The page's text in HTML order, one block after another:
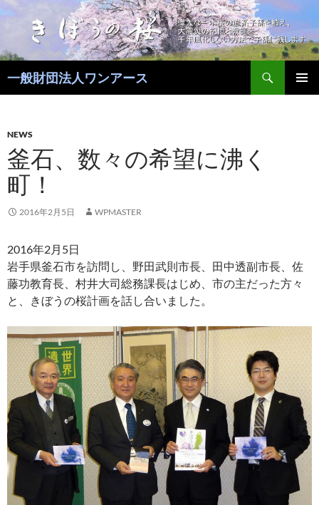
コ
ン
ツ
へ
プ
一般財団法人ワンアース
NEWS
釜石、数々の希望に沸く
町！
2016年2月5日 WPMASTER
2016年2月5日
岩手県釜石市を訪問し、野田武則市長、田中透副市長、佐
藤功教育長、村井大司総務課長はじめ、市の主だった方々
と、きぼうの桜計画を話し合いました。